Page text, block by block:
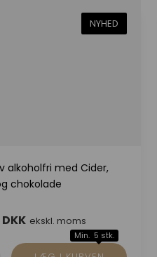
NYHED
alkoholfri med Cider,